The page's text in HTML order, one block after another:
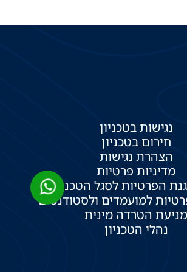
נגישות בטכניון
חירום בטכניון
הצהרת נגישות
מדיניות פרטיות
הפרטיות לסגל הטכניון
למועמדים ולסטודנטים
מניעת הטרדה מינית
נהלי הטכניון